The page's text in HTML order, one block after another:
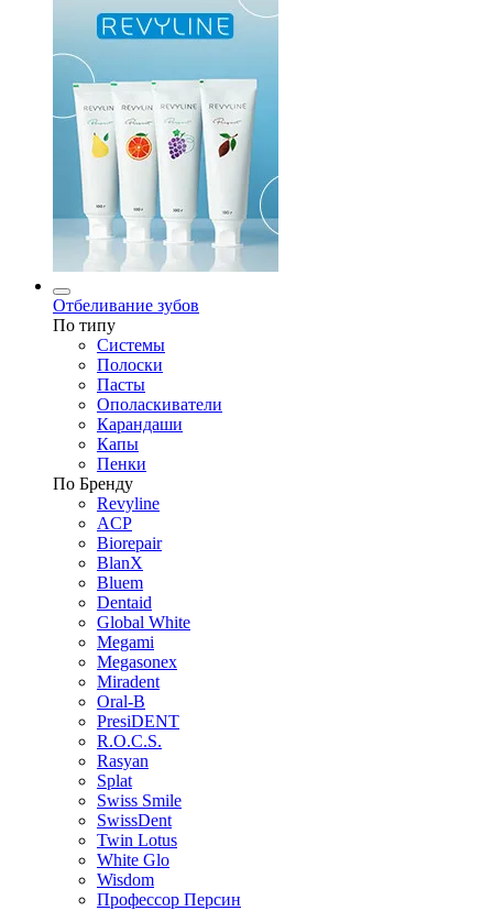
Отбеливание зубов
По типу
Системы
Полоски
Пасты
Ополаскиватели
Карандаши
Капы
Пенки
По Бренду
Revyline
ACP
Biorepair
BlanX
Bluem
Dentaid
Global White
Megami
Megasonex
Miradent
Oral-B
PresiDENT
R.O.C.S.
Rasyan
Splat
Swiss Smile
SwissDent
Twin Lotus
White Glo
Wisdom
Профессор Персин